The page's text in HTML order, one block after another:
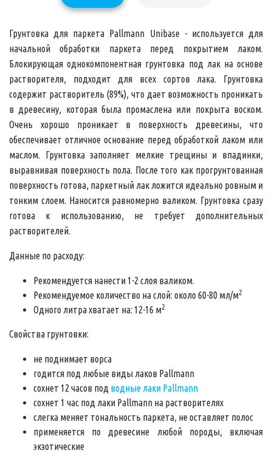
Грунтовка для паркета Pallmann Unibase- используется для
начальной обработки паркета перед покрытием лаком.
Блокирующаяоднокомпонентная грунтовка под лакна основе
растворителя, подходит для всех сортов лака. Грунтовка
содержит растворитель (89%), что дает возможность проникать
в древесину, которая была промаслена или покрыта воском.
Очень хорошо проникает в поверхность древесины, что
обеспечивает отличное основание перед обработкой лаком или
маслом. Грунтовка заполняет мелкие трещины и впадинки,
выравнивая поверхность пола. После того как прогрунтованная
поверхность готова, паркетный лак ложится идеально ровным и
тонким слоем. Наносится равномерно валиком. Грунтовка сразу
готова к использованию, не требует дополнительных
растворителей.
Данные по расходу:
Рекомендуется нанести 1-2 слоя валиком.
Рекомендуемое количество на слой: около 60-80 мл/м2
Одного литра хватает на: 12-16 м2
Свойства грунтовки:
не поднимает ворса
годится под любые виды лаков Pallmann
сохнет 12 часов под водные лаки Pallmann
сохнет 1 час под лаки Pallmann на растворителях
слегка меняет тональность паркета, не оставляет полос
применяется по древесине любой породы, включая
экзотические